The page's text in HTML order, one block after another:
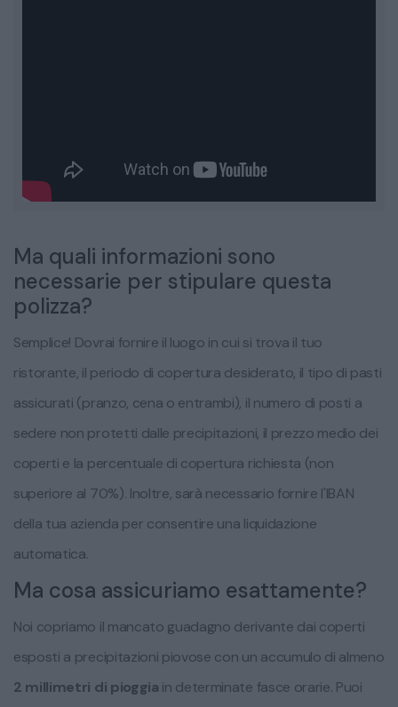
Ma quali informazioni sono
necessarie per stipulare questa
polizza?
Semplice! Dovrai fornire il luogo in cui si trova il tuo
ristorante, il periodo di copertura desiderato, il tipo di pasti
assicurati (pranzo, cena o entrambi), il numero di posti a
sedere non protetti dalle precipitazioni, il prezzo medio dei
coperti e la percentuale di copertura richiesta (non
superiore al 70%). Inoltre, sarà necessario fornire l'IBAN
della tua azienda per consentire una liquidazione
automatica.
Ma cosa assicuriamo esattamente?
Noi copriamo il mancato guadagno derivante dai coperti
esposti a precipitazioni piovose con un accumulo di almeno
2 millimetri di pioggia in determinate fasce orarie. Puoi